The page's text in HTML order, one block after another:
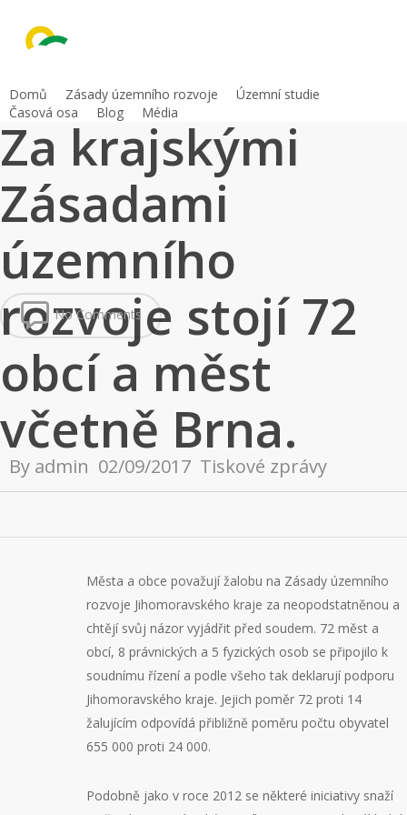
Domů Zásady územního rozvoje
Územní studie
Časová osa
Blog Média
Za krajskými
Zásadami
územního
rozvoje stojí 72
obcí a měst
včetně Brna.
By admin 02/09/2017 Tiskové zprávy
No Comments
Města a obce považují žalobu na Zásady územního
rozvoje Jihomoravského kraje za neopodstatněnou a
chtějí svůj názor vyjádřit před soudem. 72 měst a
obcí, 8 právnických a 5 fyzických osob se připojilo k
soudnímu řízení a podle všeho tak deklarují podporu
Jihomoravského kraje. Jejich poměr 72 proti 14
žalujícím odpovídá přibližně poměru počtu obyvatel
655 000 proti 24 000.
Podobně jako v roce 2012 se některé iniciativy snaží